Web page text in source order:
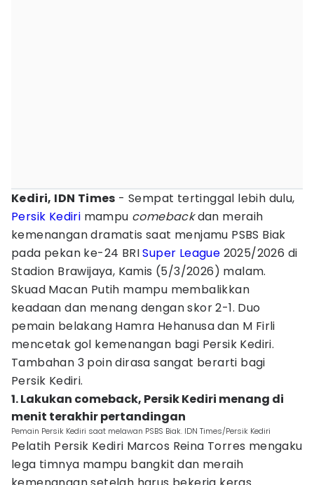
Kediri, IDN Times - Sempat tertinggal lebih dulu,
Persik Kediri mampu comebackdan meraih
kemenangan dramatis saat menjamu PSBS Biak
pada pekan ke-24 BRISuper League 2025/2026 di
Stadion Brawijaya, Kamis (5/3/2026) malam.
Skuad Macan Putih mampu membalikkan
keadaan dan menang dengan skor 2-1. Duo
pemain belakang Hamra Hehanusa dan M Firli
mencetak gol kemenangan bagi Persik Kediri.
Tambahan 3 poin dirasa sangat berarti bagi
Persik Kediri.
1. Lakukan comeback, Persik Kediri menang di
menit terakhir pertandingan
Pemain Persik Kediri saat melawan PSBS Biak. IDN Times/Persik Kediri
Pelatih Persik Kediri Marcos Reina Torres mengaku
lega timnya mampu bangkit dan meraih